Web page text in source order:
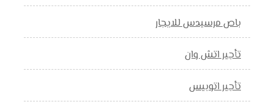
باص مرسيدس للايجار
تأجير اتش وان
تأجير اتوبيس